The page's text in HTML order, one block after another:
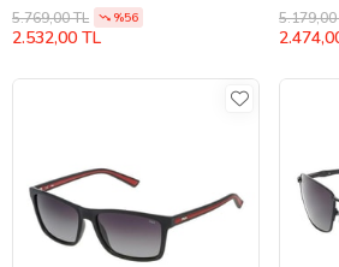
5.769,00 TL
%56
2.532,00 TL
5.179,00